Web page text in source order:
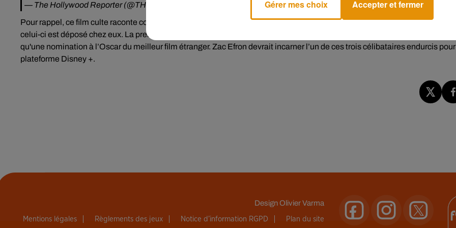
— The Hollywood Reporter (@THR)
Pour rappel, ce film culte raconte comment trois colocataires célibataires se retrouvent à devoir s'occuper d'un bébé lorsque
celui-ci est déposé chez eux. La première version
qu'une nomination à l’Oscar du meilleur film étranger. Zac Efron devrait incarner l’un de ces trois célibataires endurcis
plateforme Disney +.
DesignOlivier Varma
Mentions légales Règlements des jeux Notice d’information RGPD Plan du site
Gérer mes choix Accepter et fermer